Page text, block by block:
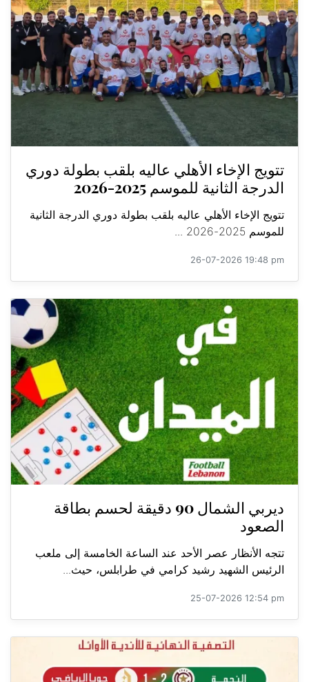
تتويج الإخاء الأهلي عاليه بلقب بطولة دوري
الدرجة الثانية للموسم 2025-2026
تتويج الإخاء الأهلي عاليه بلقب بطولة دوري الدرجة الثانية
للموسم 2025-2026 ...
26-07-2026 19:48 pm
ديربي الشمال 90 دقيقة لحسم بطاقة
الصعود
تتجه الأنظار عصر الأحد عند الساعة الخامسة إلى ملعب
الرئيس الشهيد رشيد كرامي في طرابلس، حيث...
25-07-2026 12:54 pm